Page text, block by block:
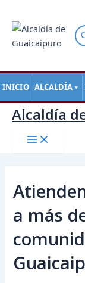
INICIO ALCALDÍA ▼
contenido
Alcaldía
a más
de
entradas